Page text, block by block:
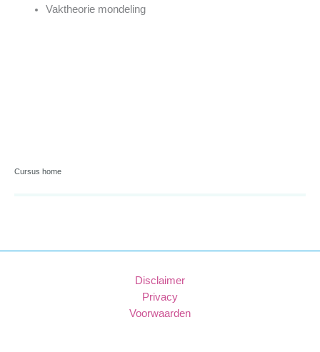
Cursus home
Vaktheorie mondeling
Disclaimer
Privacy
Voorwaarden